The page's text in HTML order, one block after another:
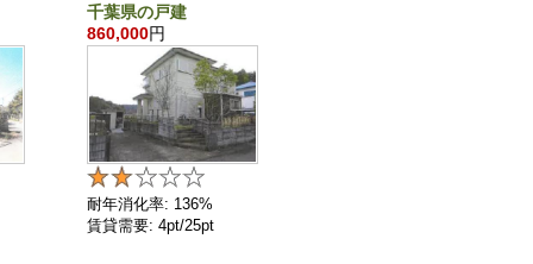
千葉県の戸建
860,000円
耐年消化率: 136%
賃貸需要: 4pt/25pt